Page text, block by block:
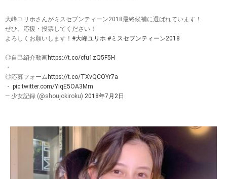
大峰ユリホさんがミスセブンティーン2018最終候補に選ばれています！
ぜひ、応援・投票してください！
よろしくお願いします！ #大峰ユリホ #ミスセブンティーン2018
◎自己紹介動画https://t.co/cfu1zQ5F5H
・
◎応募フォーム https://t.co/TXvQCOYr7a
・ pic.twitter.com/YiqE5OA3Mm
— 少女記録 (@shoujokiroku) 2018年7月2日